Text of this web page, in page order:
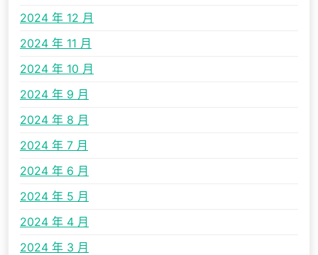
2024 年 12 月
2024 年 11 月
2024 年 10 月
2024 年 9 月
2024 年 8 月
2024 年 7 月
2024 年 6 月
2024 年 5 月
2024 年 4 月
2024 年 3 月